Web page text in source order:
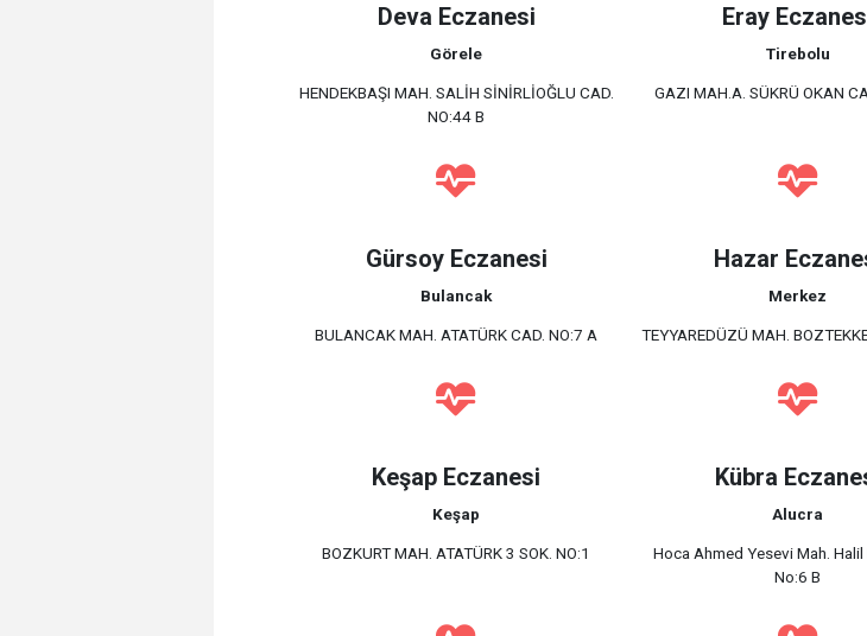
Deva Eczanesi
Görele
HENDEKBAŞI MAH. SALİH SİNİRLİOĞLU CAD.
NO:44 B
Eray
Tirebolu
GAZI MAH.A. SÜKRÜ OKAN
Gürsoy Eczanesi
Bulancak
BULANCAK MAH. ATATÜRK CAD. NO:7 A
Hazar
Merkez
TEYYAREDÜZÜ MAH.
Keşap Eczanesi
Keşap
BOZKURT MAH. ATATÜRK 3 SOK. NO:1
Kübra
Alucra
Hoca Ahmed Yesevi Mah. Halil
No:6 B